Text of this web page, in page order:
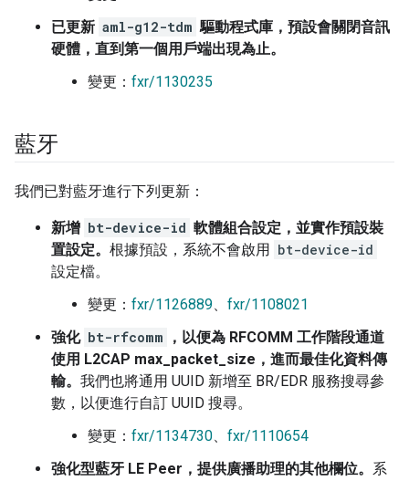
已更新 aml-g12-tdm 驅動程式庫，預設會關閉音訊
硬體，直到第一個用戶端出現為止。
變更： fxr/1130235
藍牙
我們已對藍牙進行下列更新：
新增 bt-device-id 軟體組合設定，並實作預設裝
置設定。 根據預設，系統不會啟用 bt-device-id
設定檔。
變更： fxr/1126889、 fxr/1108021
強化 bt-rfcomm
，以便為 RFCOMM 工作階段通道
使用 L2CAP max_packet_size，進而最佳化資料傳
輸。 我們也將通用 UUID 新增至 BR/EDR 服務搜尋參
數，以便進行自訂 UUID 搜尋。
變更： fxr/1134730、 fxr/1110654
強化型藍牙 LE Peer，提供廣播助理的其他欄位。 系